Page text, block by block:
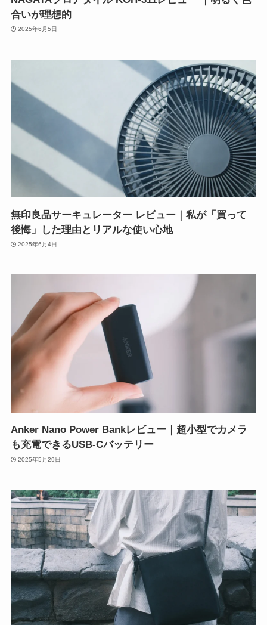
合いが理想的
2025年6月5日
無印良品サーキュレーター レビュー｜私が「買って
後悔」した理由とリアルな使い心地
2025年6月4日
Anker Nano Power Bankレビュー｜超小型でカメラ
も充電できるUSB-Cバッテリー
2025年5月29日